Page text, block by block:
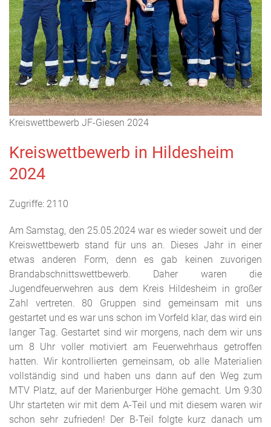
Kreiswettbewerb JF-Giesen 2024
Kreiswettbewerb in Hildesheim
2024
Zugriffe: 2110
Am Samstag, den 25.05.2024 war es wieder soweit und der
Kreiswettbewerb stand für uns an. Dieses Jahr in einer
etwas anderen Form, denn es gab keinen zuvorigen
Brandabschnittswettbewerb. Daher waren die
Jugendfeuerwehren aus dem Kreis Hildesheim in großer
Zahl vertreten. 80 Gruppen sind gemeinsam mit uns
gestartet und es war uns schon im Vorfeld klar, das wird ein
langer Tag. Gestartet sind wir morgens, nach dem wir uns
um 8 Uhr voller motiviert am Feuerwehrhaus getroffen
hatten. Wir kontrollierten gemeinsam, ob alle Materialien
vollständig sind und haben uns dann auf den Weg zum
MTV Platz, auf der Marienburger Höhe gemacht. Um 9:30
Uhr starteten wir mit dem A-Teil und mit diesem waren wir
schon sehr zufrieden! Der B-Teil folgte kurz danach um